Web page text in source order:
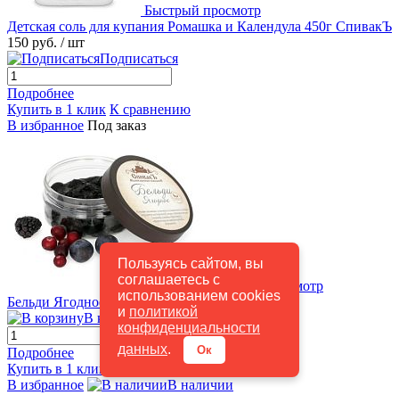
Пользуясь сайтом, вы
соглашаетесь с
использованием cookies
и политикой
конфиденциальности
данных. Ок
Быстрый просмотр
Детская соль для купания Ромашка и Календула 450г СпивакЪ
150 руб. / шт
Подписаться
Подробнее
Купить в 1 клик К сравнению
В избранное Под заказ
Быстрый просмотр
Бельди Ягодное СпивакЪ 289 руб./ шт
В корзину
Подробнее
Купить в 1 клик
К сравнению
В избранное
В наличии